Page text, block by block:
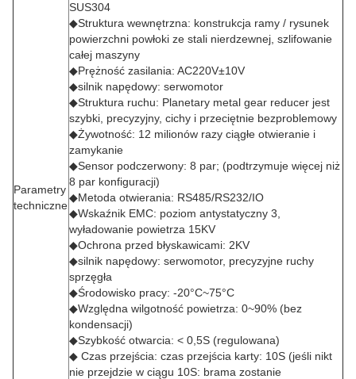
Parametry
techniczne
SUS304
◆Struktura wewnętrzna: konstrukcja ramy / rysunek
powierzchni powłoki ze stali nierdzewnej, szlifowanie
całej maszyny
◆Prężność zasilania: AC220V±10V
◆silnik napędowy: serwomotor
◆Struktura ruchu: Planetary metal gear reducer jest
szybki, precyzyjny, cichy i przeciętnie bezproblemowy
◆Żywotność: 12 milionów razy ciągłe otwieranie i
zamykanie
◆Sensor podczerwony: 8 par; (podtrzymuje więcej niż
8 par konfiguracji)
◆Metoda otwierania: RS485/RS232/IO
◆Wskaźnik EMC: poziom antystatyczny 3,
wyładowanie powietrza 15KV
◆Ochrona przed błyskawicami: 2KV
◆silnik napędowy: serwomotor, precyzyjne ruchy
sprzęgła
◆Środowisko pracy: -20°C~75°C
◆Względna wilgotność powietrza: 0~90% (bez
kondensacji)
◆Szybkość otwarcia: < 0,5S (regulowana)
◆ Czas przejścia: czas przejścia karty: 10S (jeśli nikt
nie przejdzie w ciągu 10S: brama zostanie